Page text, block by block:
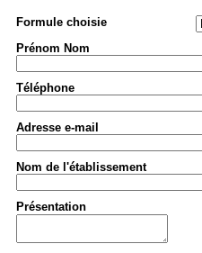
Formule choisie
Prénom Nom
Téléphone
Adresse e-mail
Nom de l'établissement
Présentation